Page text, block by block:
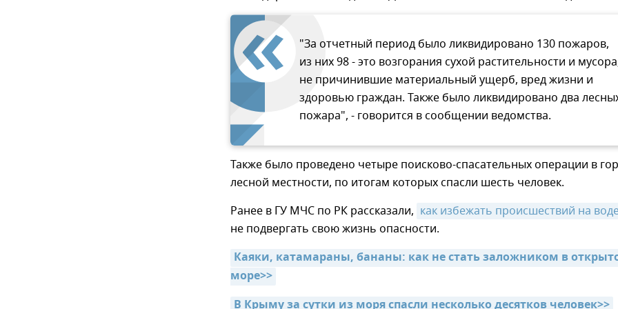
"За отчетный период было ликвидировано 130 пожаров,
из них 98 - это возгорания сухой растительности и
не причинившие материальный ущерб, вред жизни и
здоровью граждан. Также было ликвидировано два
пожара", - говорится в сообщении ведомства.
Также было проведено четыре поисково-спасательных операции в
лесной местности, по итогам которых спасли шесть человек.
Ранее в ГУ МЧС по РК рассказали, как избежать происшествий на
не подвергать свою жизнь опасности.
Каяки, катамараны, бананы: как не стать заложником в
море>>
В Крыму за сутки из моря спасли несколько десятков человек>>